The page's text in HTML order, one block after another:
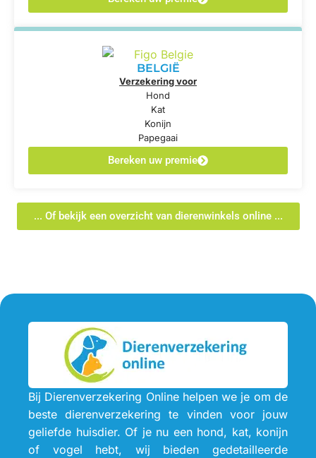
BELGIË
Verzekering voor
Hond
Kat
Konijn
Papegaai
Bereken uw premie
... Of bekijk een overzicht van dierenwinkels online ...
Bij Dierenverzekering Online helpen we je om de
beste dierenverzekering te vinden voor jouw
geliefde huisdier. Of je nu een hond, kat, konijn
of vogel hebt, wij bieden gedetailleerde